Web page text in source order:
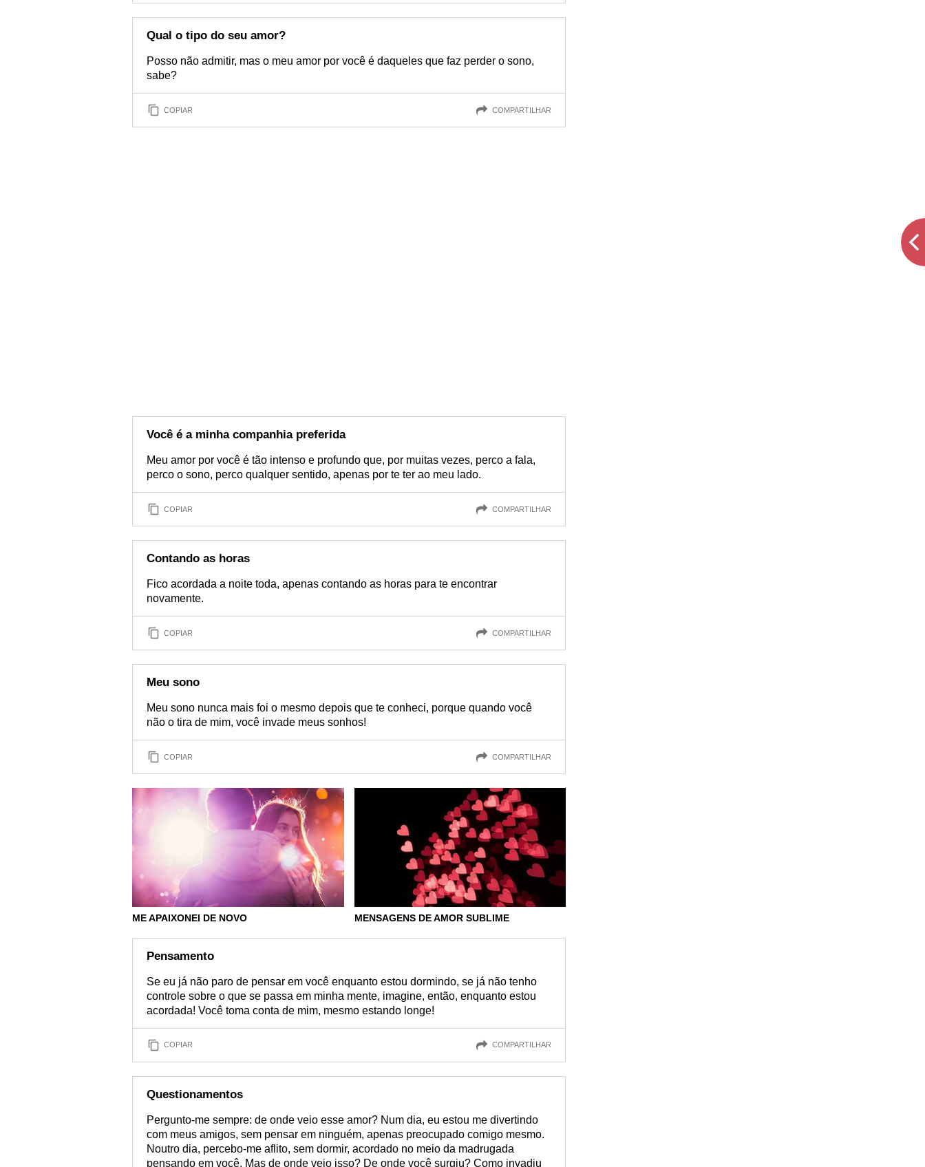
Qual o tipo do seu amor?
Posso não admitir, mas o meu amor por você é daqueles que faz perder o sono,
sabe?
COPIAR COMPARTILHAR
Você é a minha companhia preferida
Meu amor por você é tão intenso e profundo que, por muitas vezes, perco a fala,
perco o sono, perco qualquer sentido, apenas por te ter ao meu lado.
COPIAR COMPARTILHAR
Contando as horas
Fico acordada a noite toda, apenas contando as horas para te encontrar
novamente.
COPIAR COMPARTILHAR
Meu sono
Meu sono nunca mais foi o mesmo depois que te conheci, porque quando você
não o tira de mim, você invade meus sonhos!
COPIAR COMPARTILHAR
ME APAIXONEI DE NOVO MENSAGENS DE AMOR SUBLIME
Pensamento
Se eu já não paro de pensar em você enquanto estou dormindo, se já não tenho
controle sobre o que se passa em minha mente, imagine, então, enquanto estou
acordada! Você toma conta de mim, mesmo estando longe!
COPIAR COMPARTILHAR
Questionamentos
Pergunto-me sempre: de onde veio esse amor? Num dia, eu estou me divertindo
com meus amigos, sem pensar em ninguém, apenas preocupado comigo mesmo.
Noutro dia, percebo-me aflito, sem dormir, acordado no meio da madrugada
pensando em você. Mas de onde veio isso? De onde você surgiu? Como invadiu